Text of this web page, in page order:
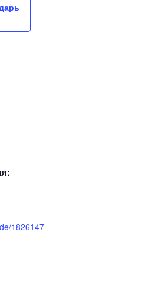
1826147